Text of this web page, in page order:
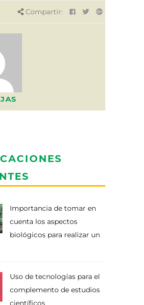
Compartir:
Importancia de tomar en
cuenta los aspectos
biológicos para realizar un
Uso de tecnologías para el
complemento de estudios
científicos